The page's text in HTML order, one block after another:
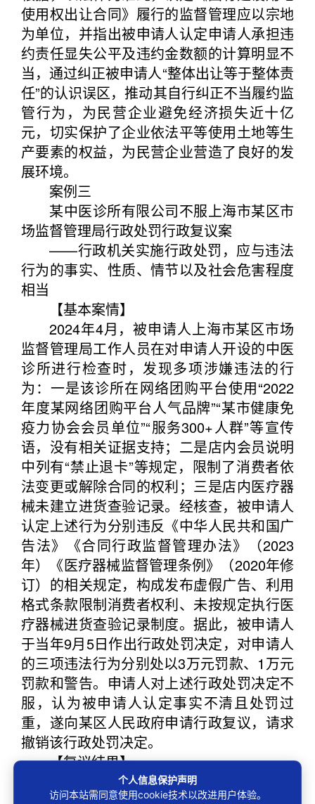
使用权出让合同》履行的监督管理应以宗地
为单位，并指出被申请人认定申请人承担违
约责任显失公平及违约金数额的计算明显不
当，通过纠正被申请人“整体出让等于整体责
任”的认识误区，推动其自行纠正不当履约监
管行为，为民营企业避免经济损失近十亿
元，切实保护了企业依法平等使用土地等生
产要素的权益，为民营企业营造了良好的发
展环境。
案例三
某中医诊所有限公司不服上海市某区市
场监督管理局行政处罚行政复议案
——行政机关实施行政处罚，应与违法
行为的事实、性质、情节以及社会危害程度
相当
【基本案情】
2024年4月，被申请人上海市某区市场
监督管理局工作人员在对申请人开设的中医
诊所进行检查时，发现多项涉嫌违法的行
为：一是该诊所在网络团购平台使用“2022
年度某网络团购平台人气品牌”“某市健康免
疫力协会会员单位”“服务300+人群”等宣传
语，没有相关证据支持；二是店内会员说明
中列有“禁止退卡”等规定，限制了消费者依
法变更或解除合同的权利；三是店内医疗器
械未建立进货查验记录。经核查，被申请人
认定上述行为分别违反《中华人民共和国广
告法》《合同行政监督管理办法》（2023
年）《医疗器械监督管理条例》（2020年修
订）的相关规定，构成发布虚假广告、利用
格式条款限制消费者权利、未按规定执行医
疗器械进货查验记录制度。据此，被申请人
于当年9月5日作出行政处罚决定，对申请人
的三项违法行为分别处以3万元罚款、1万元
罚款和警告。申请人对上述行政处罚决定不
服，认为被申请人认定事实不清且处罚过
重，遂向某区人民政府申请行政复议，请求
撤销该行政处罚决定。
【复议结果】
行政复议机构审查认为，该案的争议焦
个人信息保护声明
访问本站需同意使用cookie技术以改进用户体验。